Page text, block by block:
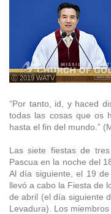
ⓒ 2019 WATV
“Por tanto, id, y haced
todas las cosas que os
hasta el fin del mundo.”
Las siete fiestas de
Pascua en la noche del
Al día siguiente, el 19
llevó a cabo la Fiesta de
de abril (el día siguiente
Levadura). Los